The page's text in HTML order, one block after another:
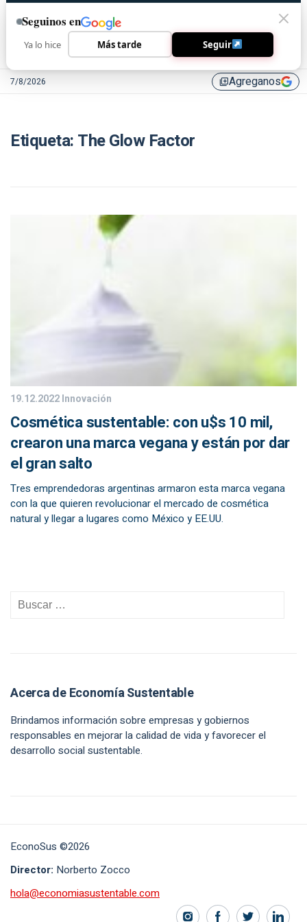
7/8/2026 library_addAgreganos
Etiqueta: The Glow Factor
19.12.2022Innovación
Cosmética sustentable: con u$s 10 mil,
crearon una marca vegana y están por dar
el gran salto
Tres emprendedoras argentinas armaron esta marca vegana
con la que quieren revolucionar el mercado de cosmética
natural y llegar a lugares como México y EE.UU.
Acerca de Economía Sustentable
Brindamos información sobre empresas y gobiernos
responsables en mejorar la calidad de vida y favorecer el
desarrollo social sustentable.
EconoSus ©2026
Director: Norberto Zocco
hola@economiasustentable.com
Seguinos en
Ya lo hice Más tarde Seguir